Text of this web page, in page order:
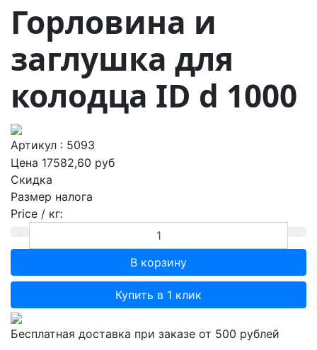
Горловина и
заглушка для
колодца ID d 1000
Артикул : 5093
Цена 17582,60 руб
Скидка
Размер налога
Price / кг:
Купить в 1 клик
Бесплатная доставка при заказе от 500 рублей